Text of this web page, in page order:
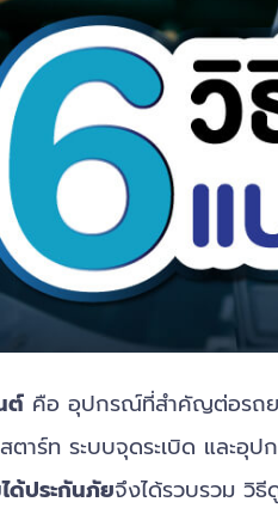
ต์ คือ อุปกรณ์ที่สำคัญต่อรถยน
ตาร์ท ระบบจุดระเบิด และ
ด้ประกันภัยจึงได้รวบรวม วิ